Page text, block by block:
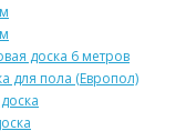
доска 6 метров
для пола (Европол)